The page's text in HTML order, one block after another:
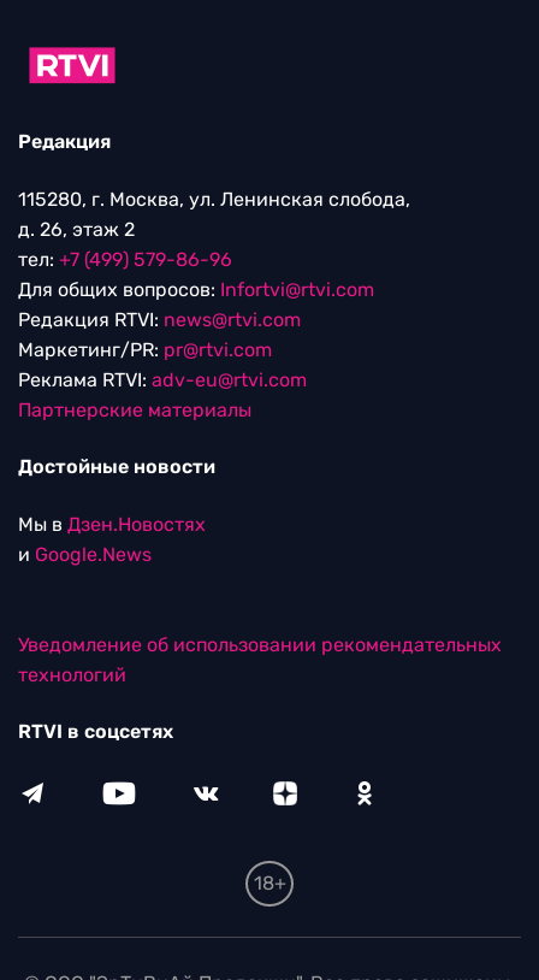
Редакция
115280, г. Москва, ул. Ленинская слобода,
д. 26, этаж 2
тел: +7 (499) 579-86-96
Для общих вопросов: Infortvi@rtvi.com
Редакция RTVI: news@rtvi.com
Маркетинг/PR: pr@rtvi.com
Реклама RTVI: adv-eu@rtvi.com
Партнерские материалы
Достойные новости
Мы в Дзен.Новостях
и Google.News
Уведомление об использовании рекомендательных
технологий
RTVI в соцсетях
18+